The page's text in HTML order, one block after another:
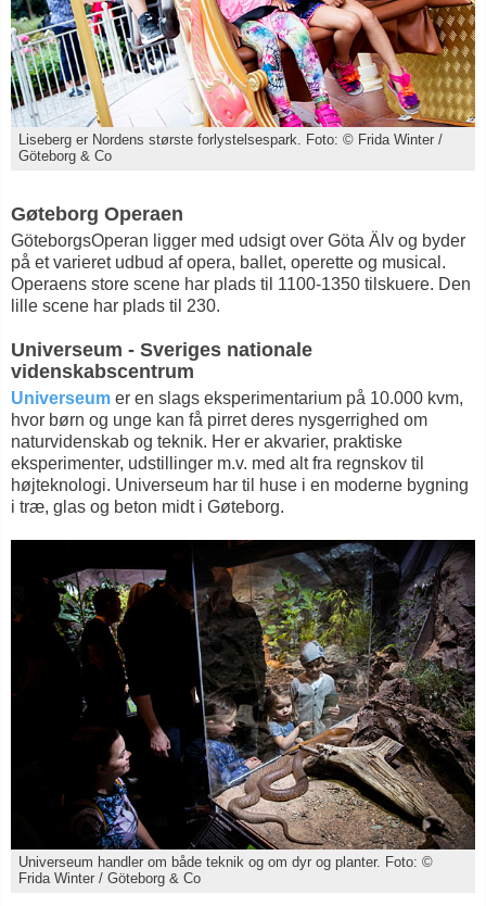
Liseberg er Nordens største forlystelsespark. Foto: © Frida Winter /
Göteborg & Co
Gøteborg Operaen
GöteborgsOperan ligger med udsigt over Göta Älv og byder
på et varieret udbud af opera, ballet, operette og musical.
Operaens store scene har plads til 1100-1350 tilskuere. Den
lille scene har plads til 230.
Universeum - Sveriges nationale
videnskabscentrum
Universeum er en slags eksperimentarium på 10.000 kvm,
hvor børn og unge kan få pirret deres nysgerrighed om
naturvidenskab og teknik. Her er akvarier, praktiske
eksperimenter, udstillinger m.v. med alt fra regnskov til
højteknologi. Universeum har til huse i en moderne bygning
i træ, glas og beton midt i Gøteborg.
Universeum handler om både teknik og om dyr og planter. Foto: ©
Frida Winter / Göteborg & Co